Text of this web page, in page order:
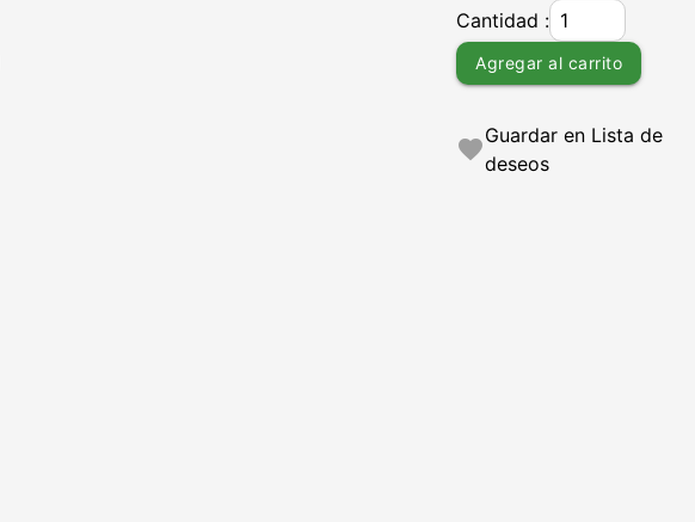
Cantidad :
Agregar al carrito
favoriteGuardar en Lista de
deseos